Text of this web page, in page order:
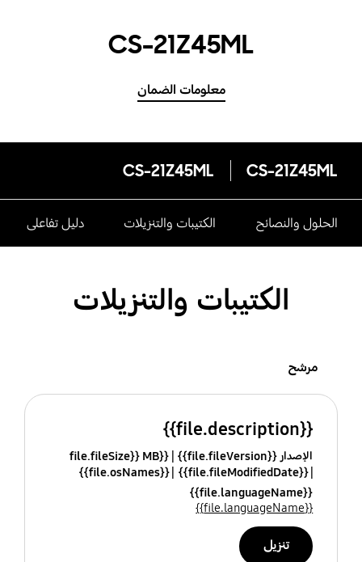
CS-21Z45ML
معلومات الضمان
CS-21Z45ML
CS-21Z45ML
الحلول والنصائح الكتيبات والتنزيلات دليل تفاعلى
الكتيبات والتنزيلات
مرشح
{{file.description}}
الإصدار {{file.fileVersion}}
{{file.fileSize}} MB
{{file.fileModifiedDate}}
{{file.osNames}}
{{file.languageName}}
{{file.languageName}}
تنزيل